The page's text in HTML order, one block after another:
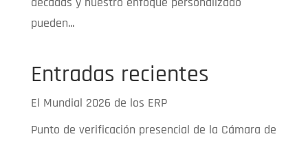
pueden...
Entradas recientes
El Mundial 2026 de los ERP
Punto de verificación presencial de la Cámara de